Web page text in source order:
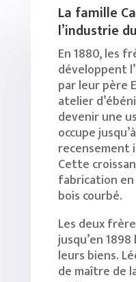
La famille
l’industrie
En 1880, les
développent
par leur père
atelier
devenir une
occupe
recensement
Cette
fabrication en
bois courbé.
Les deux
jusqu’en
leurs biens.
de maître de